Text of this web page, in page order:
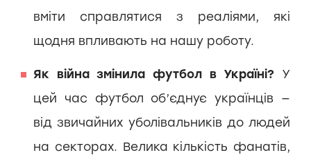
вміти справлятися з реаліями, які
щодня впливають на нашу роботу.
Як війна змінила футбол в Україні? У
цей час футбол об’єднує українців —
від звичайних уболівальників до людей
на секторах. Велика кількість фанатів,